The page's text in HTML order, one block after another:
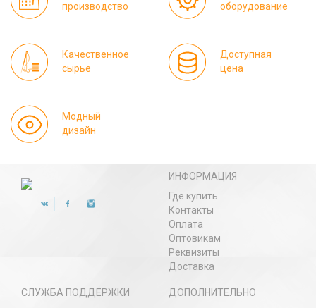
производство
оборудование
Качественное
сырье
Доступная
цена
Модный
дизайн
ИНФОРМАЦИЯ
Где купить
Контакты
Оплата
Оптовикам
Реквизиты
Доставка
СЛУЖБА ПОДДЕРЖКИ
ДОПОЛНИТЕЛЬНО